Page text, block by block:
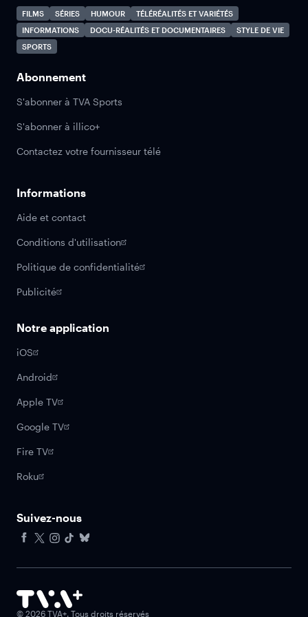
FILMS SÉRIES HUMOUR
TÉLÉRÉALITÉS ET VARIÉTÉS
INFORMATIONS
DOCU-RÉALITÉS ET DOCUMENTAIRES
STYLE DE VIE
SPORTS
Abonnement
S'abonner à TVA Sports
S'abonner à illico+
Contactez votre fournisseur télé
Informations
Aide et contact
Conditions d'utilisation
Politique de confidentialité
Publicité
Notre application
iOS
Android
Apple TV
Google TV
Fire TV
Roku
Suivez-nous
© 2026 TVA+. Tous droits réservés